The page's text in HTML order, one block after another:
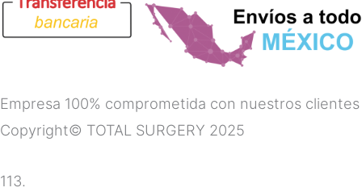
Empresa 100% comprometida con nuestros clientes
Copyright© TOTAL SURGERY 2025
113.